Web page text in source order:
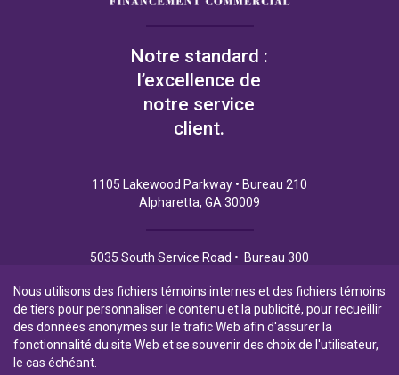
Notre standard :
l’excellence de
notre service
client.
1105 Lakewood Parkway • Bureau 210
Alpharetta, GA 30009
5035 South Service Road • Bureau 300
Politique de Confidentialité
Nous utilisons des fichiers témoins internes et des fichiers témoins
de tiers pour personnaliser le contenu et la publicité, pour recueillir
des données anonymes sur le trafic Web afin d'assurer la
fonctionnalité du site Web et se souvenir des choix de l'utilisateur,
le cas échéant.